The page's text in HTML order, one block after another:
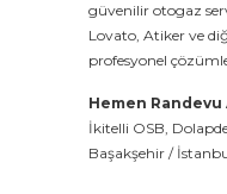
güvenilir otogaz
Lovato, Atiker ve
profesyonel
Hemen Randevu
İkitelli OSB,
Başakşehir /